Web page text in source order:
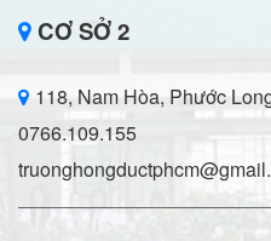
CƠ SỞ 2
118, Nam Hòa, Phước
0766.109.155